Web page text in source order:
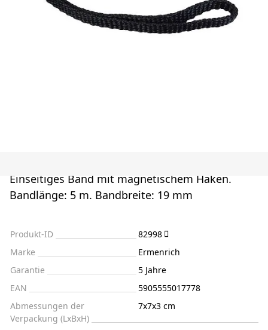
Einseitiges Band mit magnetischem Haken.
Bandlänge: 5 m. Bandbreite: 19 mm
Produkt-ID
82998
Marke
Ermenrich
Garantie
5 Jahre
EAN
5905555017778
Abmessungen der
Verpackung (LxBxH)
7x7x3 cm